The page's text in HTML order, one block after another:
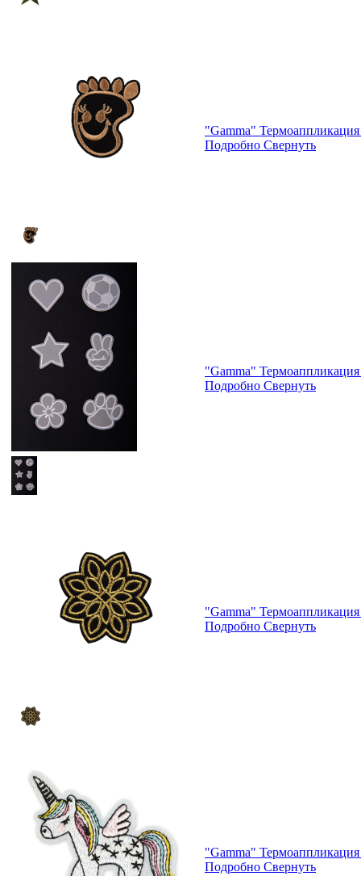
"Gamma"
Подробно Свернуть
"Gamma"
Подробно Свернуть
"Gamma"
Подробно Свернуть
"Gamma"
Подробно Свернуть